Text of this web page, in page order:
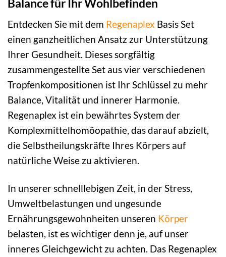
Balance für Ihr Wohlbefinden
Entdecken Sie mit dem Regenaplex Basis Set
einen ganzheitlichen Ansatz zur Unterstützung
Ihrer Gesundheit. Dieses sorgfältig
zusammengestellte Set aus vier verschiedenen
Tropfenkompositionen ist Ihr Schlüssel zu mehr
Balance, Vitalität und innerer Harmonie.
Regenaplex ist ein bewährtes System der
Komplexmittelhomöopathie, das darauf abzielt,
die Selbstheilungskräfte Ihres Körpers auf
natürliche Weise zu aktivieren.
In unserer schnelllebigen Zeit, in der Stress,
Umweltbelastungen und ungesunde
Ernährungsgewohnheiten unseren Körper
belasten, ist es wichtiger denn je, auf unser
inneres Gleichgewicht zu achten. Das Regenaplex